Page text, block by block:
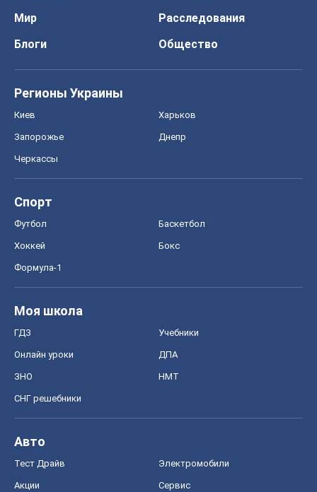
Мир
Расследования
Блоги
Общество
Регионы Украины
Киев Харьков
Запорожье Днепр
Черкассы
Спорт
Футбол Баскетбол
Хоккей Бокс
Формула-1
Моя школа
ГДЗ Учебники
Онлайн уроки ДПА
ЗНО НМТ
СНГ решебники
Авто
Тест Драйв Электромобили
Акции Сервис